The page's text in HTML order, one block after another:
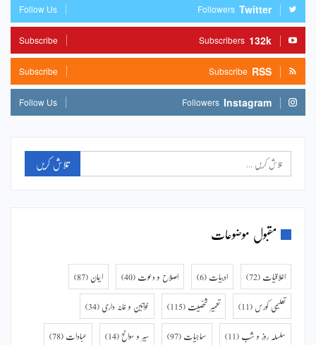
Twitter
Followers
Follow Us
132k
Subscribers
Subscribe
RSS
Subscribe
Subscribe
Instagram
Followers
Follow Us
مقبول موضوعات
اخلاقیات (72) ادبیات (6) اصلاح و دعوت (40) ایمان (87)
تعلیمی کورس (11) تعمیر شخصیت (115) خواتین و خانہ داری (34)
سلسلہ روز و شب (11) سماجیات (97) سیر و سوانح (14) عبادات (78)